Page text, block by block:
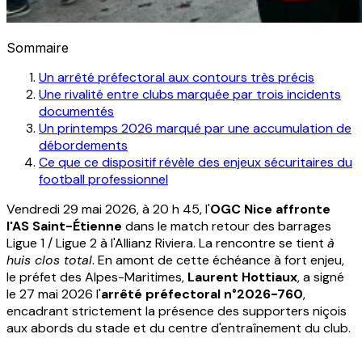
Sommaire
Un arrêté préfectoral aux contours très précis
Une rivalité entre clubs marquée par trois incidents
documentés
Un printemps 2026 marqué par une accumulation de
débordements
Ce que ce dispositif révèle des enjeux sécuritaires du
football professionnel
Vendredi 29 mai 2026, à 20 h 45, l'OGC Nice affronte
l'AS Saint-Étienne dans le match retour des barrages
Ligue 1 / Ligue 2 à l'Allianz Riviera. La rencontre se tient à
huis clos total. En amont de cette échéance à fort enjeu,
le préfet des Alpes-Maritimes, Laurent Hottiaux, a signé
le 27 mai 2026 l'arrêté préfectoral n°2026-760,
encadrant strictement la présence des supporters niçois
aux abords du stade et du centre d'entraînement du club.